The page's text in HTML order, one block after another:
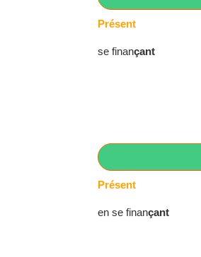
Présent
se finançant
Présent
en se finançant